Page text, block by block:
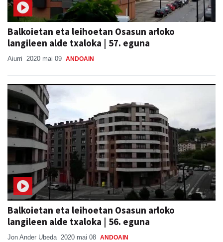
Balkoietan eta leihoetan Osasun arloko
langileen alde txaloka | 57. eguna
Aiurri 2020 mai 09 ANDOAIN
Balkoietan eta leihoetan Osasun arloko
langileen alde txaloka | 56. eguna
Jon Ander Ubeda 2020 mai 08 ANDOAIN